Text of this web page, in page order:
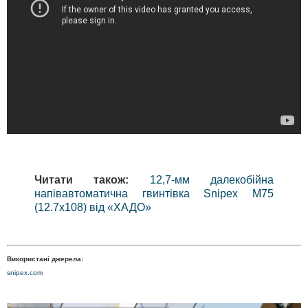
Читати також:
12,7-мм далекобійна
напівавтоматична гвинтівка Snipex M75
(12.7x108) від «ХАДО»
Використані джерела:
snipex.com